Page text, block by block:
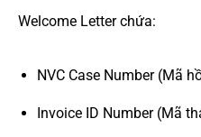
Welcome Letter chứa:
NVC Case Number (Mã
Invoice ID Number (Mã